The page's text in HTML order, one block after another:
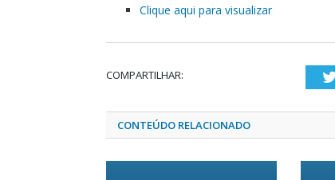
Clique aqui para visualizar
COMPARTILHAR:
CONTEÚDO RELACIONADO